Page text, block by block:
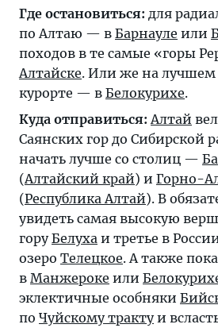
Где остановиться: для
по Алтаю — в Барнауле или
походов в те самые «горы
Алтайске. Или же на лучшем
курорте — в Белокурихе.
Куда отправиться: Алтай
Саянских гор до Сибирской
начать лучше со столиц —
(Алтайский край) и Горно-
(Республика Алтай). В
увидеть самая высокую
горуБелуха и третье в
озеро Телецкое. А также
в Манжероке или
эклектичные особняки
по Чуйскому трактуи